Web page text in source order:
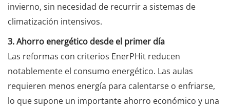
invierno, sin necesidad de recurrir a sistemas de
climatización intensivos.
3. Ahorro energético desde el primer día
Las reformas con criterios EnerPHit reducen
notablemente el consumo energético. Las aulas
requieren menos energía para calentarse o enfriarse,
lo que supone un importante ahorro económico y una